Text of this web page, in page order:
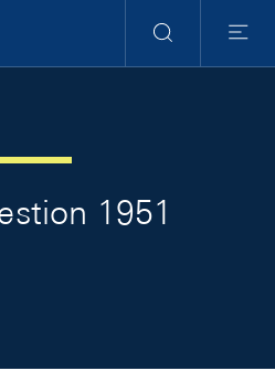
RechercheMenu
1951